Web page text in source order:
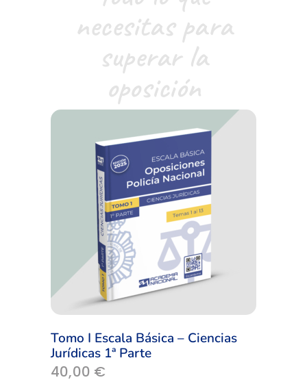
necesitas para
superar la
oposición
Tomo I Escala Básica – Ciencias
Jurídicas 1ª Parte
40,00 €